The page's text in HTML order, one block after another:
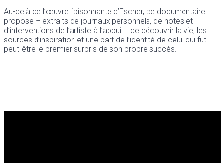
Au-delà de l’œuvre foisonnante d’Escher, ce documentaire
propose – extraits de journaux personnels, de notes et
d’interventions de l’artiste à l’appui – de découvrir la vie, les
sources d’inspiration et une part de l’identité de celui qui fut
peut-être le premier surpris de son propre succès.